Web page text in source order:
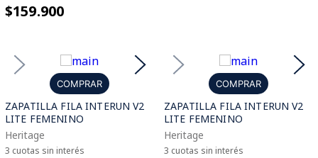
$159.900
COMPRAR
ZAPATILLA FILA INTERUN V2
LITE FEMENINO
Heritage
3 cuotas sin interés
COMPRAR
ZAPATILLA FILA INTERUN V2
LITE FEMENINO
Heritage
3 cuotas sin interés